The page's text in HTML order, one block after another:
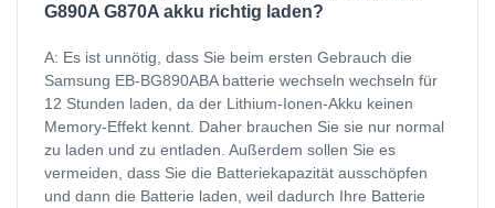
G890A G870A akku richtig laden?
A: Es ist unnötig, dass Sie beim ersten Gebrauch die
Samsung EB-BG890ABA batterie wechseln wechseln für
12 Stunden laden, da der Lithium-Ionen-Akku keinen
Memory-Effekt kennt. Daher brauchen Sie sie nur normal
zu laden und zu entladen. Außerdem sollen Sie es
vermeiden, dass Sie die Batteriekapazität ausschöpfen
und dann die Batterie laden, weil dadurch Ihre Batterie